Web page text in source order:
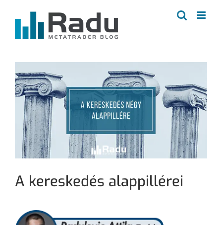
A kereskedés alappillérei